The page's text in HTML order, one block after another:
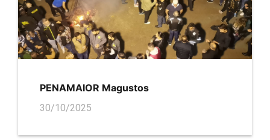
PENAMAIOR Magustos
30/10/2025